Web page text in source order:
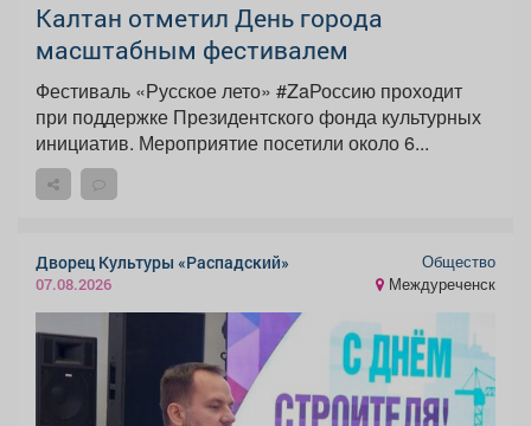
Калтан отметил День города
масштабным фестивалем
Фестиваль «Русское лето» #ZaРоссию проходит
при поддержке Президентского фонда культурных
инициатив. Мероприятие посетили около 6...
Дворец Культуры «Распадский»
07.08.2026
Общество
Междуреченск